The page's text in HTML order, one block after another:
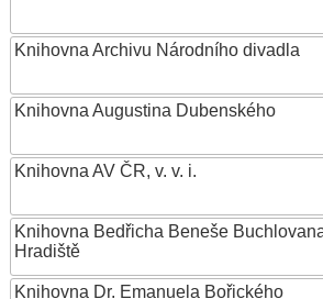
Knihovna Archivu Národního divadla
Knihovna Augustina Dubenského
Knihovna AV ČR, v. v. i.
Knihovna Bedřicha Beneše
Hradiště
Knihovna Dr. Emanuela Bořického